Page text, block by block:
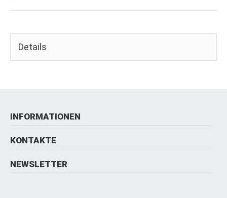
Details
INFORMATIONEN
KONTAKTE
NEWSLETTER